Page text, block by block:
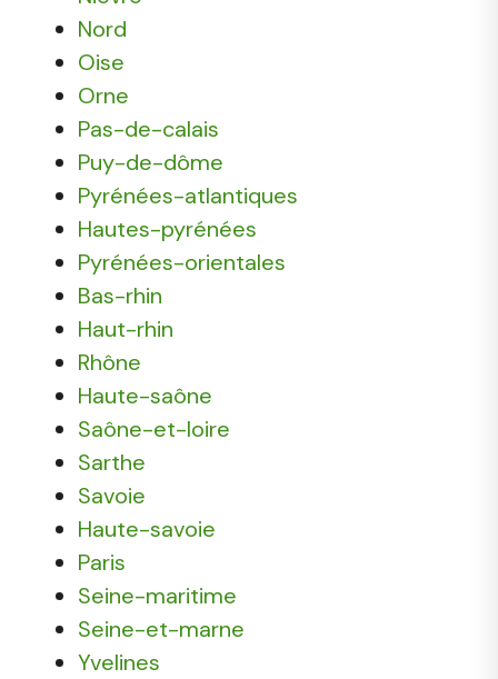
Nord
Oise
Orne
Pas-de-calais
Puy-de-dôme
Pyrénées-atlantiques
Hautes-pyrénées
Pyrénées-orientales
Bas-rhin
Haut-rhin
Rhône
Haute-saône
Saône-et-loire
Sarthe
Savoie
Haute-savoie
Paris
Seine-maritime
Seine-et-marne
Yvelines